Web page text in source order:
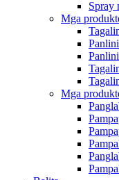
Spray
Mga
Mga